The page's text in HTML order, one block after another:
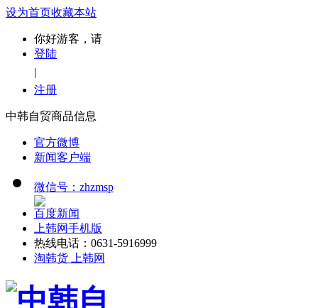
设为首页收藏本站
你好游客，请
登陆
|
注册
中韩自贸商品信息
官方微博
新闻客户端
微信号：zhzmsp
百度新闻
上韩网手机版
热线电话：0631-5916999
淘韩货 上韩网